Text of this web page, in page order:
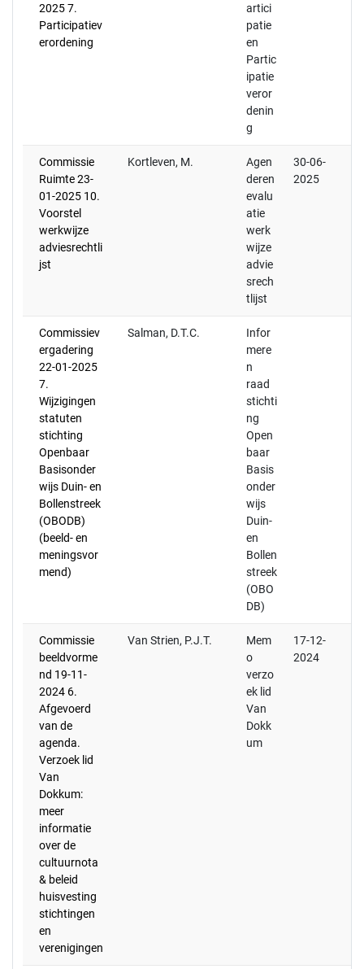
2025 7.
Participatiev
erordening
artici
patie
en
Partic
ipatie
veror
denin
g
Commissie
Ruimte 23-
01-2025 10.
Voorstel
werkwijze
adviesrechtli
jst
Kortleven, M.
Agen
deren
evalu
atie
werk
wijze
advie
srech
tlijst
30-06-
2025
Commissiev
ergadering
22-01-2025
7.
Wijzigingen
statuten
stichting
Openbaar
Basisonder
wijs Duin- en
Bollenstreek
(OBODB)
(beeld- en
meningsvor
mend)
Salman, D.T.C.
Infor
mere
n
raad
stichti
ng
Open
baar
Basis
onder
wijs
Duin-
en
Bollen
streek
(OBO
DB)
Commissie
beeldvorme
nd 19-11-
2024 6.
Afgevoerd
van de
agenda.
Verzoek lid
Van
Dokkum:
meer
informatie
over de
cultuurnota
& beleid
huisvesting
stichtingen
en
verenigingen
Van Strien, P.J.T.
Mem
o
verzo
ek lid
Van
Dokk
um
17-12-
2024